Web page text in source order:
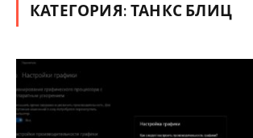
КАТЕГОРИЯ:ТАНКС БЛИЦ